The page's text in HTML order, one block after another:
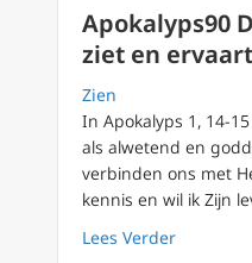
Apokalyps90
ziet en
Zien
In Apokalyps 1, 14-
als alwetend en
verbinden ons met
kennis en wil ik Zijn
Lees Verderabout